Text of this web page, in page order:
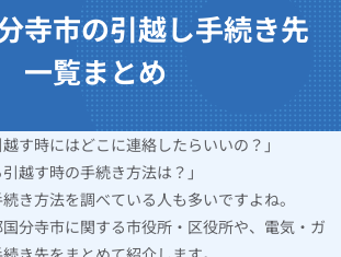
ンキング
寺市の引越し手続き先
一覧まとめ
す時にはどこに連絡したらいいの？」
越す時の手続き方法は？」
き方法を調べている人も多いですよね。
分寺市に関する市役所・区役所や、電気・ガ